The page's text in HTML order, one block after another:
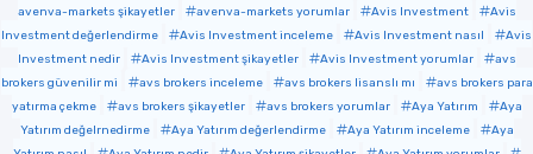
avenva-markets şikayetler
avenva-markets yorumlar Avis Investment
Avis
Investment değerlendirme
Avis Investment inceleme Avis Investment nasıl
Avis
Investment nedir
Avis Investment şikayetler Avis Investment yorumlar
avs
brokers güvenilir mi
avs brokers inceleme avs brokers lisanslı mı
avs brokers para
yatırma çekme
avs brokers şikayetler avs brokers yorumlar Aya Yatırım
Aya
Yatırım değelrnedirme
Aya Yatırım değerlendirme Aya Yatırım inceleme
Aya